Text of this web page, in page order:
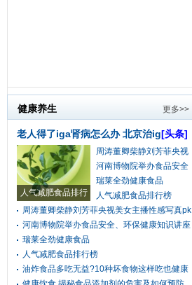
健康养生 更多>>
老人得了iga肾病怎么办 北京治ig[头条]
人气减肥食品排行
周涛董卿柴静刘芳菲央视
河南博物院举办食品安全
瑞莱全劲健康食品
人气减肥食品排行榜
周涛董卿柴静刘芳菲央视美女主播性感写真pk
河南博物院举办食品安全、环保健康知识讲座
瑞莱全劲健康食品
人气减肥食品排行榜
油炸食品多吃无益?10种坏食物这样吃也健康